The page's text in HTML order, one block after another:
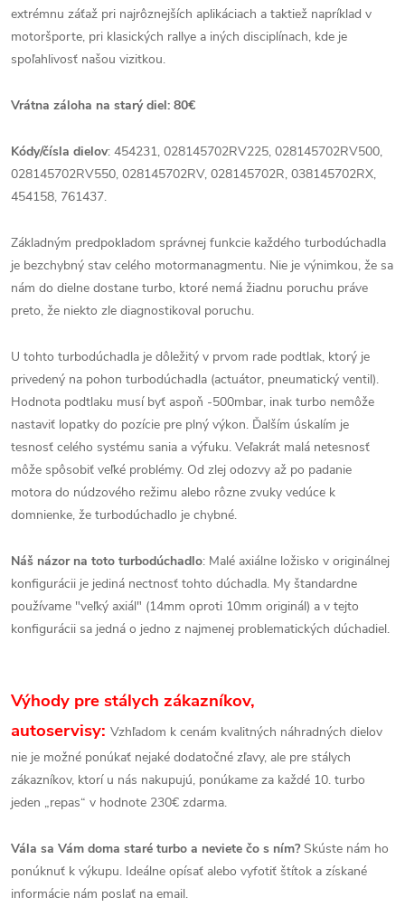
extrémnu záťaž pri najrôznejších aplikáciach a taktiež napríklad v
motoršporte, pri klasických rallye a iných disciplínach, kde je
spoľahlivosť našou vizitkou.
Vrátna záloha na starý diel: 80€
Kódy/čísla dielov: 454231, 028145702RV225, 028145702RV500,
028145702RV550, 028145702RV, 028145702R, 038145702RX,
454158, 761437.
Základným predpokladom správnej funkcie každého turbodúchadla
je bezchybný stav celého motormanagmentu. Nie je výnimkou, že sa
nám do dielne dostane turbo, ktoré nemá žiadnu poruchu práve
preto, že niekto zle diagnostikoval poruchu.
U tohto turbodúchadla je dôležitý v prvom rade podtlak, ktorý je
privedený na pohon turbodúchadla (actuátor, pneumatický ventil).
Hodnota podtlaku musí byť aspoň -500mbar, inak turbo nemôže
nastaviť lopatky do pozície pre plný výkon. Ďalším úskalím je
tesnosť celého systému sania a výfuku. Veľakrát malá netesnosť
môže spôsobiť veľké problémy. Od zlej odozvy až po padanie
motora do núdzového režimu alebo rôzne zvuky vedúce k
domnienke, že turbodúchadlo je chybné.
Náš názor na toto turbodúchadlo: Malé axiálne ložisko v originálnej
konfigurácii je jediná nectnosť tohto dúchadla. My štandardne
používame "veľký axiál" (14mm oproti 10mm originál) a v tejto
konfigurácii sa jedná o jedno z najmenej problematických dúchadiel.
Výhody pre stálych zákazníkov,
autoservisy: Vzhľadom k cenám kvalitných náhradných dielov
nie je možné ponúkať nejaké dodatočné zľavy, ale pre stálych
zákazníkov, ktorí u nás nakupujú, ponúkame za každé 10. turbo
jeden „repas“ v hodnote 230€ zdarma.
Vála sa Vám doma staré turbo a neviete čo s ním? Skúste nám ho
ponúknuť k výkupu. Ideálne opísať alebo vyfotiť štítok a získané
informácie nám poslať na email.